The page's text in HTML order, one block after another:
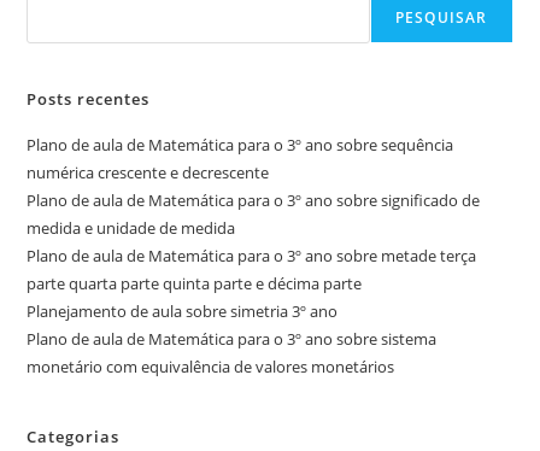
PESQUISAR
Posts recentes
Plano de aula de Matemática para o 3º ano sobre sequência
numérica crescente e decrescente
Plano de aula de Matemática para o 3º ano sobre significado de
medida e unidade de medida
Plano de aula de Matemática para o 3º ano sobre metade terça
parte quarta parte quinta parte e décima parte
Planejamento de aula sobre simetria 3º ano
Plano de aula de Matemática para o 3º ano sobre sistema
monetário com equivalência de valores monetários
Categorias